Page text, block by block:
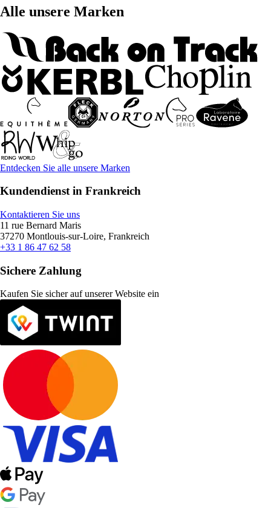
Alle unsere Marken
Entdecken Sie alle unsere Marken
Kundendienst in Frankreich
Kontaktieren Sie uns
11 rue Bernard Maris
37270 Montlouis-sur-Loire, Frankreich
+33 1 86 47 62 58
Sichere Zahlung
Kaufen Sie sicher auf unserer Website ein